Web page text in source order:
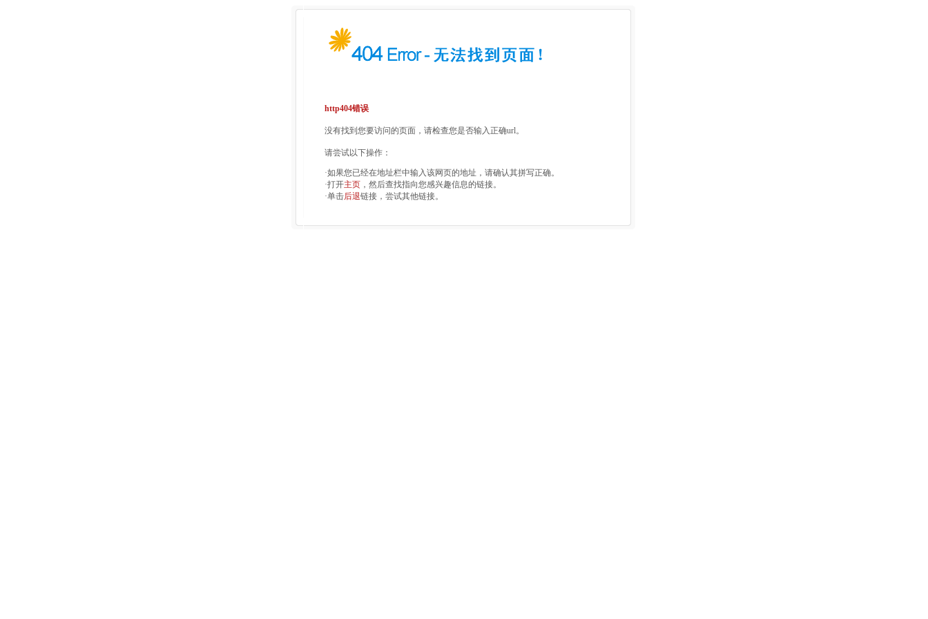
http404错误
没有找到您要访问的页面，请检查您是否输入正确url。
请尝试以下操作：
·如果您已经在地址栏中输入该网页的地址，请确认其拼写正确。
·打开主页 ，然后查找指向您感兴趣信息的链接。
·单击后退链接，尝试其他链接。